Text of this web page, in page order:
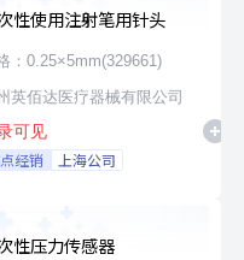
性使用注射笔用针头
：0.25×5mm(329661)
英佰达医疗器械有限公司
可见
经销 上海公司
性压力传感器